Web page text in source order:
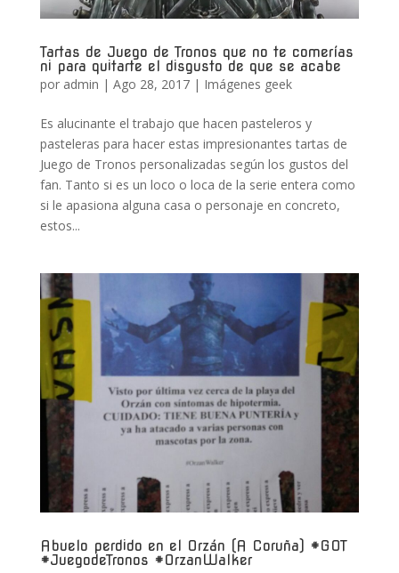
Tartas de Juego de Tronos que no te comerías
ni para quitarte el disgusto de que se acabe
por admin | Ago 28, 2017| Imágenes geek
Es alucinante el trabajo que hacen pasteleros y
pasteleras para hacer estas impresionantes tartas de
Juego de Tronos personalizadas según los gustos del
fan. Tanto si es un loco o loca de la serie entera como
si le apasiona alguna casa o personaje en concreto,
estos...
Abuelo perdido en el Orzán (A Coruña) #GOT
#JuegodeTronos #OrzanWalker